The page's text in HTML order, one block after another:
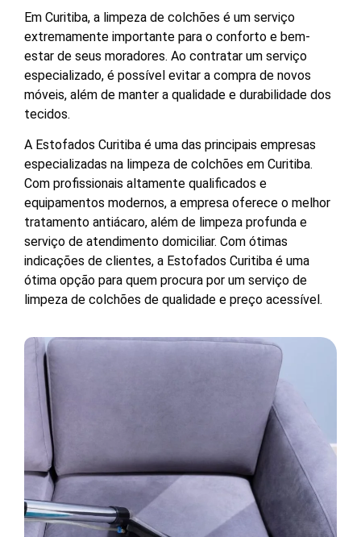
Em Curitiba, a limpeza de colchões é um serviço
extremamente importante para o conforto e bem-
estar de seus moradores. Ao contratar um serviço
especializado, é possível evitar a compra de novos
móveis, além de manter a qualidade e durabilidade dos
tecidos.
A Estofados Curitiba é uma das principais empresas
especializadas na limpeza de colchões em Curitiba.
Com profissionais altamente qualificados e
equipamentos modernos, a empresa oferece o melhor
tratamento antiácaro, além de limpeza profunda e
serviço de atendimento domiciliar. Com ótimas
indicações de clientes, a Estofados Curitiba é uma
ótima opção para quem procura por um serviço de
limpeza de colchões de qualidade e preço acessível.